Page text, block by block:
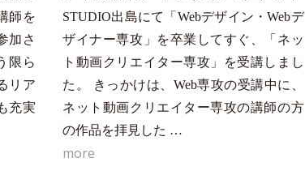
師を
加さ
限ら
リア
充実
STUDIO出島にて「Webデザイン・Webデ
ザイナー専攻」を卒業してすぐ、「ネッ
ト動画クリエイター専攻」を受講しまし
た。 きっかけは、Web専攻の受講中に、
ネット動画クリエイター専攻の講師の方
の作品を拝見した …
more